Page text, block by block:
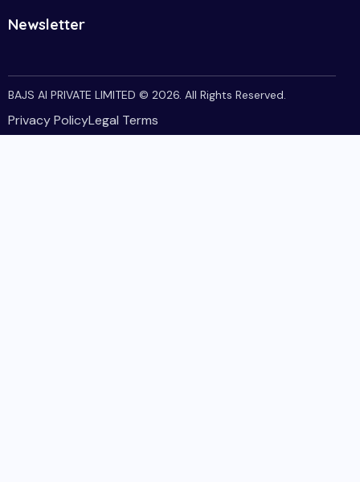
Newsletter
BAJS AI PRIVATE LIMITED © 2026. All Rights Reserved.
Privacy PolicyLegal Terms